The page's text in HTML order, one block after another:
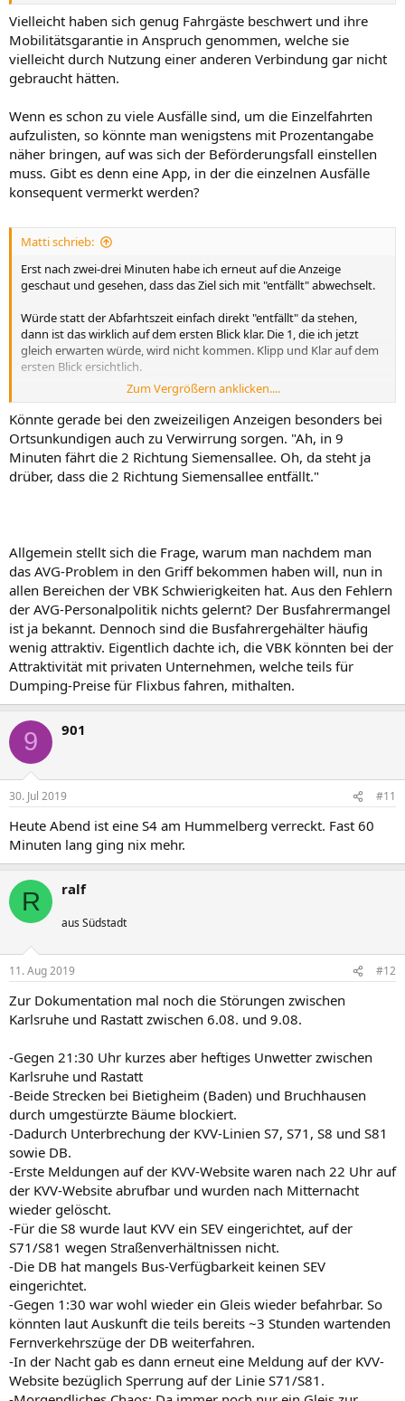
Vielleicht haben sich genug Fahrgäste beschwert und ihre
Mobilitätsgarantie in Anspruch genommen, welche sie
vielleicht durch Nutzung einer anderen Verbindung gar nicht
gebraucht hätten.
Wenn es schon zu viele Ausfälle sind, um die Einzelfahrten
aufzulisten, so könnte man wenigstens mit Prozentangabe
näher bringen, auf was sich der Beförderungsfall einstellen
muss. Gibt es denn eine App, in der die einzelnen Ausfälle
konsequent vermerkt werden?
Matti schrieb:
Erst nach zwei-drei Minuten habe ich erneut auf die Anzeige
geschaut und gesehen, dass das Ziel sich mit "entfällt" abwechselt.
Würde statt der Abfarhtszeit einfach direkt "entfällt" da stehen,
dann ist das wirklich auf dem ersten Blick klar. Die 1, die ich jetzt
gleich erwarten würde, wird nicht kommen. Klipp und Klar auf dem
ersten Blick ersichtlich.
Bei Anzeigen, bei denen man die nächste und Übernächste Bahn
schon sehen kann, ist es ebenso noch deutlich. Dann kann man
direkt abzählen, dass bspw. die übernächste Bahn an dieser
Haltestelle entfällt.
Zum Vergrößern anklicken....
Könnte gerade bei den zweizeiligen Anzeigen besonders bei
Ortsunkundigen auch zu Verwirrung sorgen. "Ah, in 9
Minuten fährt die 2 Richtung Siemensallee. Oh, da steht ja
drüber, dass die 2 Richtung Siemensallee entfällt."
Allgemein stellt sich die Frage, warum man nachdem man
das AVG-Problem in den Griff bekommen haben will, nun in
allen Bereichen der VBK Schwierigkeiten hat. Aus den Fehlern
der AVG-Personalpolitik nichts gelernt? Der Busfahrermangel
ist ja bekannt. Dennoch sind die Busfahrergehälter häufig
wenig attraktiv. Eigentlich dachte ich, die VBK könnten bei der
Attraktivität mit privaten Unternehmen, welche teils für
Dumping-Preise für Flixbus fahren, mithalten.
9 901
30. Jul 2019 #11
Heute Abend ist eine S4 am Hummelberg verreckt. Fast 60
Minuten lang ging nix mehr.
R ralf
aus Südstadt
11. Aug 2019 #12
Zur Dokumentation mal noch die Störungen zwischen
Karlsruhe und Rastatt zwischen 6.08. und 9.08.
-Gegen 21:30 Uhr kurzes aber heftiges Unwetter zwischen
Karlsruhe und Rastatt
-Beide Strecken bei Bietigheim (Baden) und Bruchhausen
durch umgestürzte Bäume blockiert.
-Dadurch Unterbrechung der KVV-Linien S7, S71, S8 und S81
sowie DB.
-Erste Meldungen auf der KVV-Website waren nach 22 Uhr auf
der KVV-Website abrufbar und wurden nach Mitternacht
wieder gelöscht.
-Für die S8 wurde laut KVV ein SEV eingerichtet, auf der
S71/S81 wegen Straßenverhältnissen nicht.
-Die DB hat mangels Bus-Verfügbarkeit keinen SEV
eingerichtet.
-Gegen 1:30 war wohl wieder ein Gleis wieder befahrbar. So
könnten laut Auskunft die teils bereits ~3 Stunden wartenden
Fernverkehrszüge der DB weiterfahren.
-In der Nacht gab es dann erneut eine Meldung auf der KVV-
Website bezüglich Sperrung auf der Linie S71/S81.